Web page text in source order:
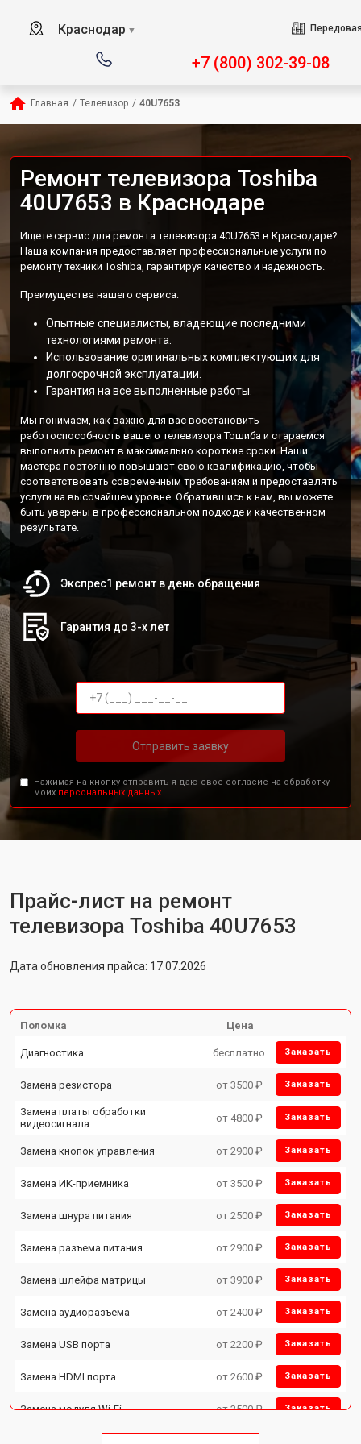
Краснодар ▼
+7 (800) 302-39-08
Главная / Телевизор / 40U7653
Ремонт телевизора Toshiba
40U7653 в Краснодаре
Ищете сервис для ремонта телевизора 40U7653 в Краснодаре?
Наша компания предоставляет профессиональные услуги по
ремонту техники Toshiba, гарантируя качество и надежность.
Преимущества нашего сервиса:
Опытные специалисты, владеющие последними
технологиями ремонта.
Использование оригинальных комплектующих для
долгосрочной эксплуатации.
Гарантия на все выполненные работы.
Мы понимаем, как важно для вас восстановить
работоспособность вашего телевизора Тошиба и стараемся
выполнить ремонт в максимально короткие сроки. Наши
мастера постоянно повышают свою квалификацию, чтобы
соответствовать современным требованиям и предоставлять
услуги на высочайшем уровне. Обратившись к нам, вы можете
быть уверены в профессиональном подходе и качественном
результате.
Экспрес1 ремонт в день обращения
Гарантия до 3-х лет
Отправить заявку
Нажимая на кнопку отправить я даю свое согласие на обработку
моих персональных данных.
Прайс-лист на ремонт
телевизора Toshiba 40U7653
Дата обновления прайса: 17.07.2026
Поломка Цена
Диагностика бесплатно Заказать
Замена резистора от 3500 ₽ Заказать
Замена платы обработки
видеосигнала
от 4800 ₽ Заказать
Замена кнопок управления от 2900 ₽ Заказать
Замена ИК-приемника от 3500 ₽ Заказать
Замена шнура питания от 2500 ₽ Заказать
Замена разъема питания от 2900 ₽ Заказать
Замена шлейфа матрицы от 3900 ₽ Заказать
Замена аудиоразъема от 2400 ₽ Заказать
Замена USB порта от 2200 ₽ Заказать
Замена HDMI порта от 2600 ₽ Заказать
Замена модуля Wi-Fi от 3500 ₽ Заказать